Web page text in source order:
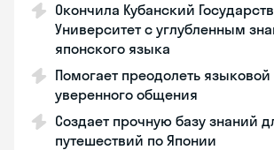
Окончила Кубанский
Университет с углубленным
японского языка
Помогает преодолеть
уверенного общения
Создает прочную базу знаний
путешествий по Японии